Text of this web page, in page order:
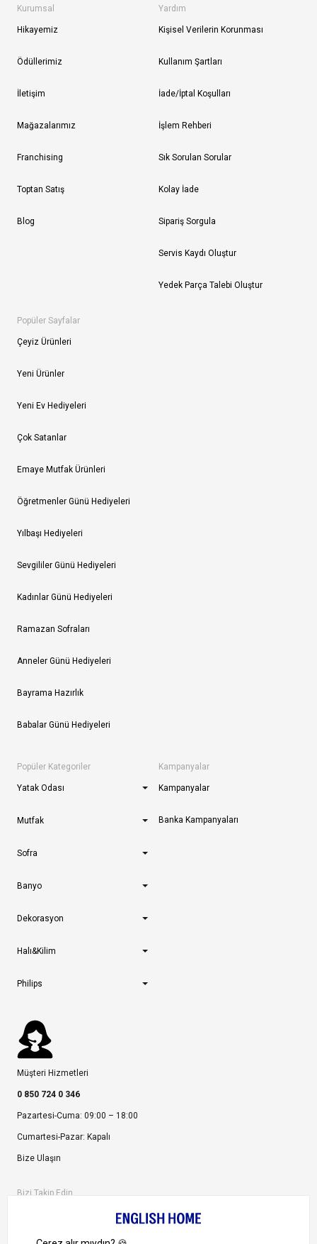
Kurumsal
Hikayemiz
Ödüllerimiz
İletişim
Mağazalarımız
Franchising
Toptan Satış
Blog
Yardım
Kişisel Verilerin Korunması
Kullanım Şartları
İade/İptal Koşulları
İşlem Rehberi
Sık Sorulan Sorular
Kolay İade
Sipariş Sorgula
Servis Kaydı Oluştur
Yedek Parça Talebi Oluştur
Popüler Sayfalar
Çeyiz Ürünleri
Yeni Ürünler
Yeni Ev Hediyeleri
Çok Satanlar
Emaye Mutfak Ürünleri
Öğretmenler Günü Hediyeleri
Yılbaşı Hediyeleri
Sevgililer Günü Hediyeleri
Kadınlar Günü Hediyeleri
Ramazan Sofraları
Anneler Günü Hediyeleri
Bayrama Hazırlık
Babalar Günü Hediyeleri
Popüler Kategoriler
Yatak Odası
Mutfak
Sofra
Banyo
Dekorasyon
Halı&Kilim
Philips
Kampanyalar
Kampanyalar
Banka Kampanyaları
Müşteri Hizmetleri
0 850 724 0 346
Pazartesi-Cuma: 09:00 – 18:00
Cumartesi-Pazar: Kapalı
Bize Ulaşın
Bizi Takip Edin